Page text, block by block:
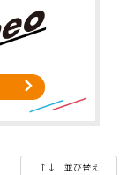
↑↓ 並び替え